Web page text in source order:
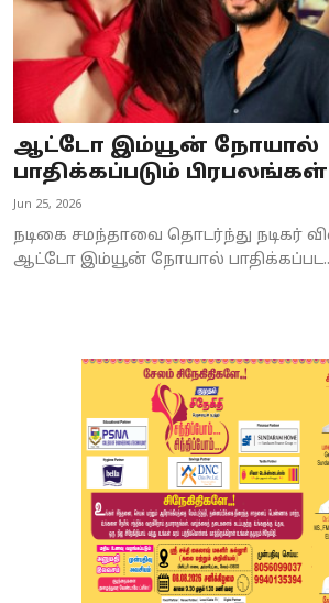
Tamilnadu
National
World
Astrology
Spirituality
Weather
ஆட்டோ இம்யூன் நோயால்
பாதிக்கப்படும்
Jun 25, 2026
நடிகை சமந்தாவை தொடர்ந்து நடிகர்
ஆட்டோ இம்யூன் நோயால்